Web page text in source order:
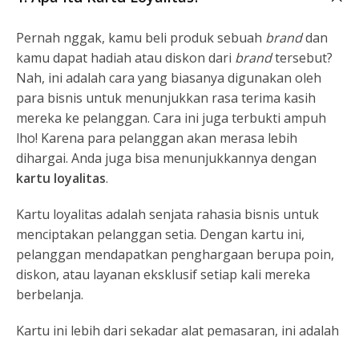
Pernah nggak, kamu beli produk sebuah branddan
kamu dapat hadiah atau diskon dari brandtersebut?
Nah, ini adalah cara yang biasanya digunakan oleh
para bisnis untuk menunjukkan rasa terima kasih
mereka ke pelanggan. Cara ini juga terbukti ampuh
lho! Karena para pelanggan akan merasa lebih
dihargai. Anda juga bisa menunjukkannya dengan
kartu loyalitas.
Kartu loyalitas adalah senjata rahasia bisnis untuk
menciptakan pelanggan setia. Dengan kartu ini,
pelanggan mendapatkan penghargaan berupa poin,
diskon, atau layanan eksklusif setiap kali mereka
berbelanja.
Kartu ini lebih dari sekadar alat pemasaran, ini adalah